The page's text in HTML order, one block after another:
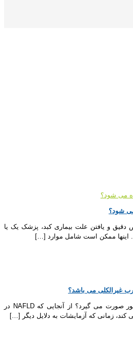
شود؟
و یافتن علت بیماری کبد، پزشک یک یا
اینها ممکن است شامل موارد […]
غیرالکلی می باشد؟
تشخیص کبد چرب غیرالکلی چطور صورت می گیرد؟ از آنجایی که NAFLD در
کند، زمانی که آزمایشات به دلایل دیگر
[…]